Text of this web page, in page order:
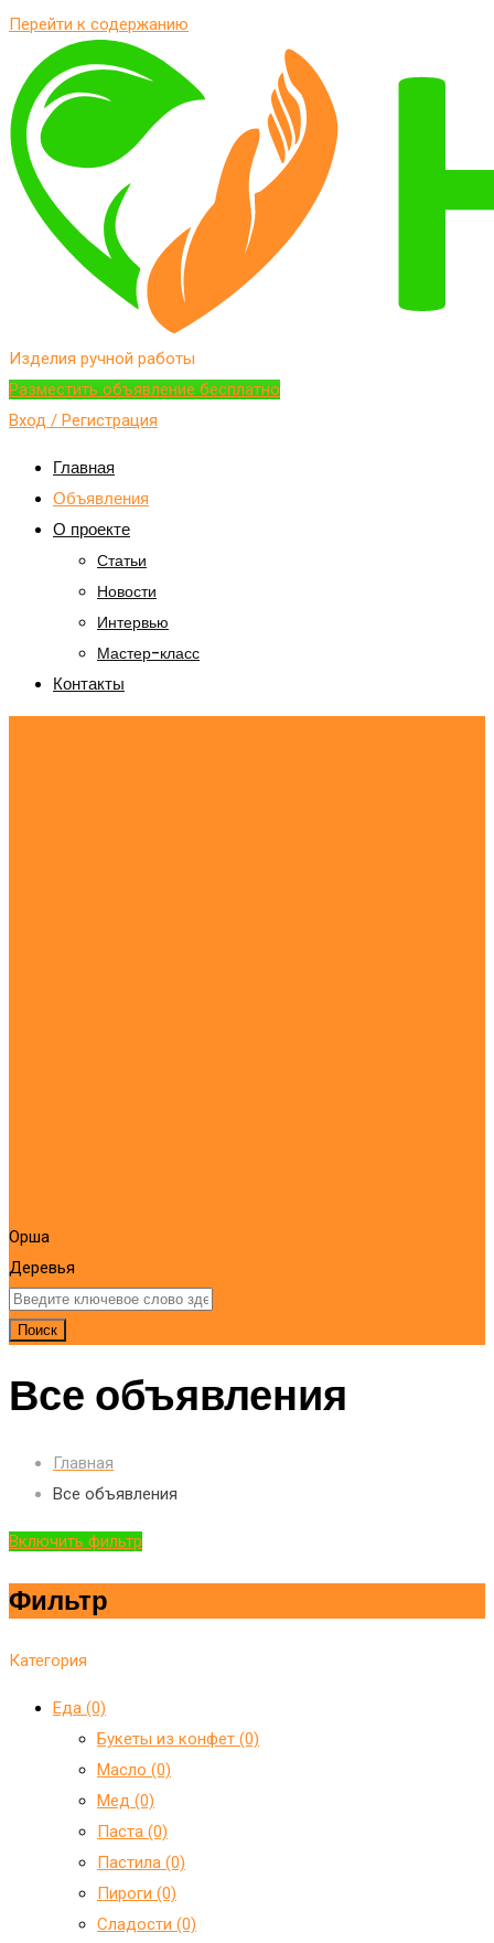
Перейти к содержанию
Изделия ручной работы
Разместить объявление бесплатно
Вход / Регистрация
Главная
Объявления
О проекте
Статьи
Новости
Интервью
Мастер-класс
Контакты
Орша
Деревья
Поиск
Все объявления
Главная
Все объявления
Включить фильтр
Фильтр
Категория
Еда (0)
Букеты из конфет (0)
Масло (0)
Мед (0)
Паста (0)
Пастила (0)
Пироги (0)
Сладости (0)